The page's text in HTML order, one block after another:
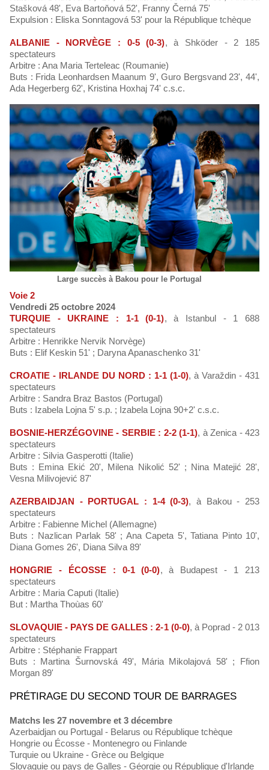
Stašková 48', Eva Bartoňová 52', Franny Černá 75'
Expulsion : Eliska Sonntagová 53' pour la République tchèque
ALBANIE - NORVÈGE : 0-5 (0-3), à Shköder - 2 185
spectateurs
Arbitre : Ana Maria Terteleac (Roumanie)
Buts : Frida Leonhardsen Maanum 9', Guro Bergsvand 23', 44',
Ada Hegerberg 62', Kristina Hoxhaj 74' c.s.c.
Large succès à Bakou pour le Portugal
Voie 2
Vendredi 25 octobre 2024
TURQUIE - UKRAINE : 1-1 (0-1), à Istanbul - 1 688
spectateurs
Arbitre : Henrikke Nervik Norvège)
Buts : Elif Keskin 51' ; Daryna Apanaschenko 31'
CROATIE - IRLANDE DU NORD : 1-1 (1-0), à Varaždin - 431
spectateurs
Arbitre : Sandra Braz Bastos (Portugal)
Buts : Izabela Lojna 5' s.p. ; Izabela Lojna 90+2' c.s.c.
BOSNIE-HERZÉGOVINE - SERBIE : 2-2 (1-1), à Zenica - 423
spectateurs
Arbitre : Silvia Gasperotti (Italie)
Buts : Emina Ekić 20', Milena Nikolić 52' ; Nina Matejić 28',
Vesna Milivojević 87'
AZERBAIDJAN - PORTUGAL : 1-4 (0-3), à Bakou - 253
spectateurs
Arbitre : Fabienne Michel (Allemagne)
Buts : Nazlican Parlak 58' ; Ana Capeta 5', Tatiana Pinto 10',
Diana Gomes 26', Diana Silva 89'
HONGRIE - ÉCOSSE : 0-1 (0-0), à Budapest - 1 213
spectateurs
Arbitre : Maria Caputi (Italie)
But : Martha Thoùas 60'
SLOVAQUIE - PAYS DE GALLES : 2-1 (0-0), à Poprad - 2 013
spectateurs
Arbitre : Stéphanie Frappart
Buts : Martina Šurnovská 49', Mária Mikolajová 58' ; Ffion
Morgan 89'
PRÉTIRAGE DU SECOND TOUR DE BARRAGES
Matchs les 27 novembre et 3 décembre
Azerbaidjan ou Portugal - Belarus ou République tchèque
Hongrie ou Écosse - Montenegro ou Finlande
Turquie ou Ukraine - Grèce ou Belgique
Slovaquie ou pays de Galles - Géorgie ou République d'Irlande